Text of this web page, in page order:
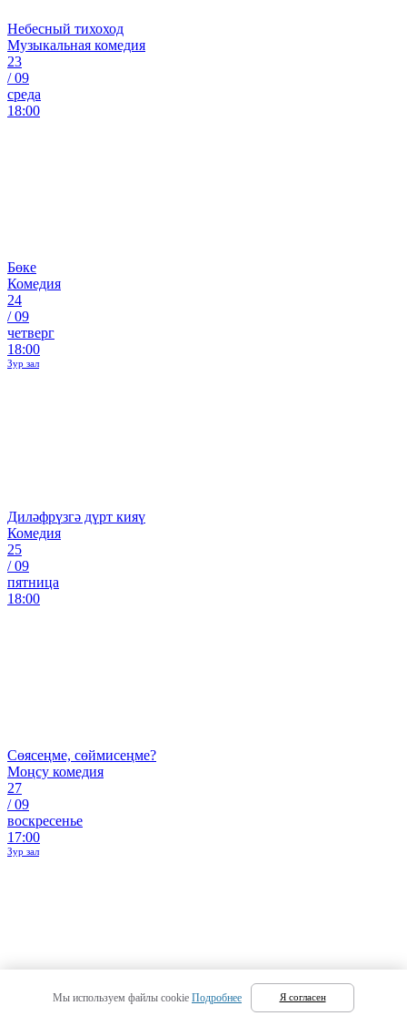
Небесный тихоход
Музыкальная комедия
23
/09
среда
18:00
Бөке
Комедия
24
/09
четверг
18:00
Зур зал
Диләфрүзгә дүрт кияү
Комедия
25
/09
пятница
18:00
Сөясеңме, сөймисеңме?
Моңсу комедия
27
/09
воскресенье
17:00
Зур зал
Башыңа төшсә
Мы используем файлы cookie Подробнее Я согласен